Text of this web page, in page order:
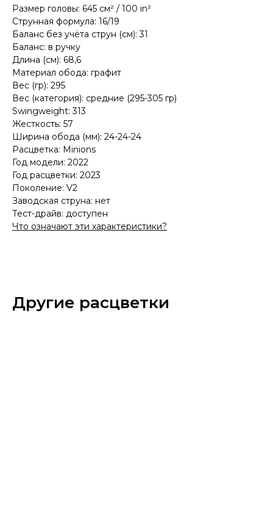
Размер головы: 645 см² / 100 in²
Струнная формула: 16/19
Баланс без учёта струн (см): 31
Баланс: в ручку
Длина (см): 68,6
Материал обода: графит
Вес (гр): 295
Вес (категория): средние (295-305 гр)
Swingweight: 313
Жесткость: 57
Ширина обода (мм): 24-24-24
Расцветка: Minions
Год модели: 2022
Год расцветки: 2023
Поколение: V2
Заводская струна: нет
Тест-драйв: доступен
Что означают эти характеристики?
Другие расцветки